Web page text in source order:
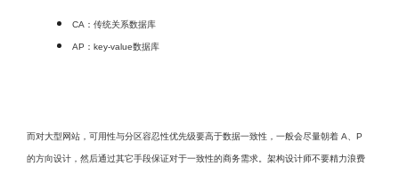
CA：传统关系数据库
AP：key-value数据库
而对大型网站，可用性与分区容忍性优先级要高于数据一致性，一般会尽量朝着 A、P
的方向设计，然后通过其它手段保证对于一致性的商务需求。架构设计师不要精力浪费